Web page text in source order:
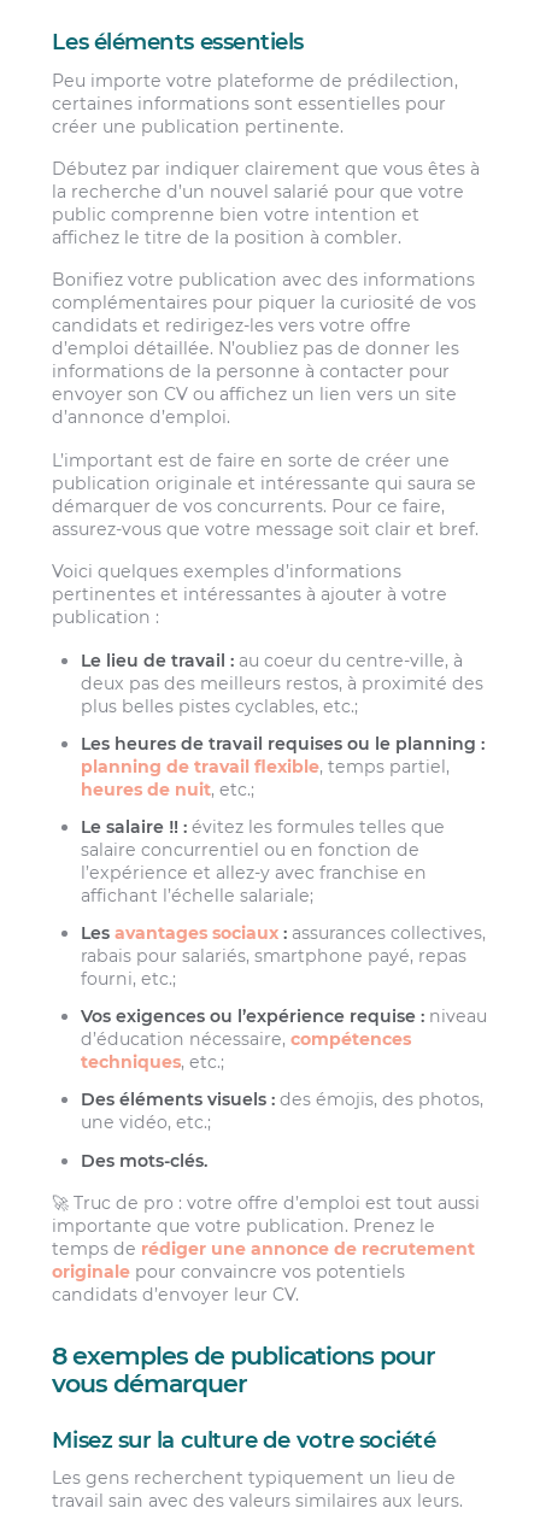
Les éléments essentiels
Peu importe votre plateforme de prédilection,
certaines informations sont essentielles pour
créer une publication pertinente.
Débutez par indiquer clairement que vous êtes à
la recherche d’un nouvel salarié pour que votre
public comprenne bien votre intention et
affichez le titre de la position à combler.
Bonifiez votre publication avec des informations
complémentaires pour piquer la curiosité de vos
candidats et redirigez-les vers votre offre
d’emploi détaillée. N’oubliez pas de donner les
informations de la personne à contacter pour
envoyer son CV ou affichez un lien vers un site
d’annonce d’emploi.
L’important est de faire en sorte de créer une
publication originale et intéressante qui saura se
démarquer de vos concurrents. Pour ce faire,
assurez-vous que votre message soit clair et bref.
Voici quelques exemples d’informations
pertinentes et intéressantes à ajouter à votre
publication :
Le lieu de travail : au coeur du centre-ville, à
deux pas des meilleurs restos, à proximité des
plus belles pistes cyclables, etc.;
Les heures de travail requises ou le planning :
planning de travail flexible, temps partiel,
heures de nuit, etc.;
Le salaire ‼️ : évitez les formules telles que
salaire concurrentiel ou en fonction de
l’expérience et allez-y avec franchise en
affichant l’échelle salariale;
Lesavantages sociaux : assurances collectives,
rabais pour salariés, smartphone payé, repas
fourni, etc.;
Vos exigences ou l’expérience requise : niveau
d’éducation nécessaire,compétences
techniques, etc.;
Des éléments visuels : des émojis, des photos,
une vidéo, etc.;
Des mots-clés.
🚀 Truc de pro : votre offre d’emploi est tout aussi
importante que votre publication. Prenez le
temps de rédiger une annonce de recrutement
originale pour convaincre vos potentiels
candidats d’envoyer leur CV.
8 exemples de publications pour
vous démarquer
Misez sur la culture de votre société
Les gens recherchent typiquement un lieu de
travail sain avec des valeurs similaires aux leurs.